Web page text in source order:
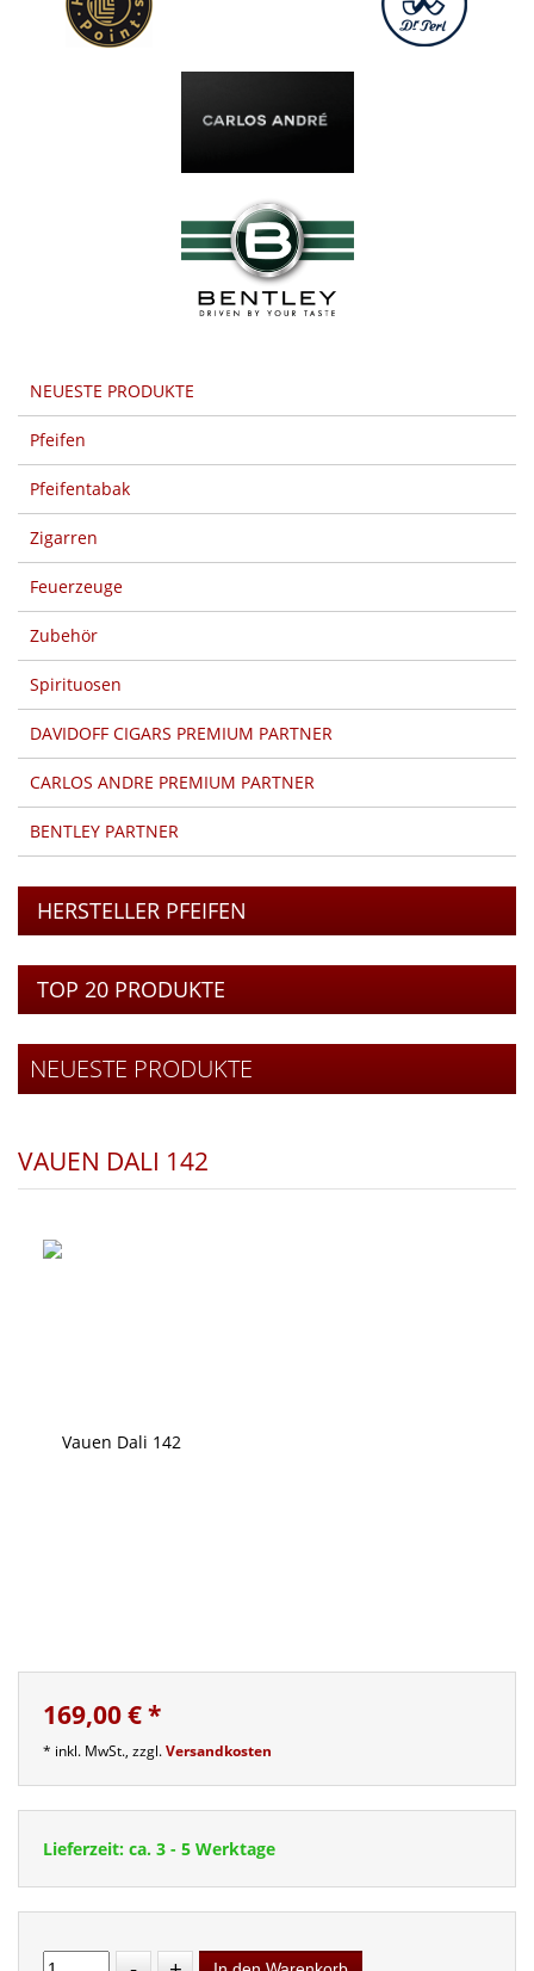
NEUESTE PRODUKTE
Pfeifen
Pfeifentabak
Zigarren
Feuerzeuge
Zubehör
Spirituosen
DAVIDOFF CIGARS PREMIUM PARTNER
CARLOS ANDRE PREMIUM PARTNER
BENTLEY PARTNER
HERSTELLER PFEIFEN
TOP 20 PRODUKTE
NEUESTE PRODUKTE
VAUEN DALI 142
169,00 €*
* inkl. MwSt., zzgl.Versandkosten
Lieferzeit: ca. 3 - 5 Werktage